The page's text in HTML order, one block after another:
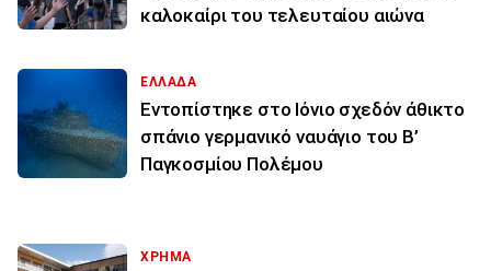
καλοκαίρι του τελευταίου αιώνα
ΕΛΛΑΔΑ
Εντοπίστηκε στο Ιόνιο σχεδόν άθικτο
σπάνιο γερμανικό ναυάγιο του Β’
Παγκοσμίου Πολέμου
ΧΡΗΜΑ